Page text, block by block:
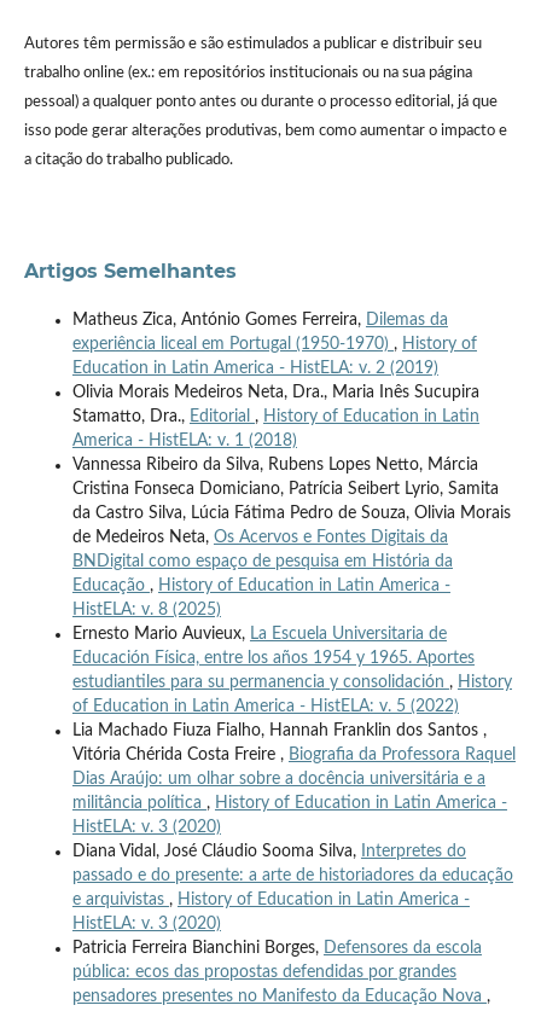
Autores têm permissão e são estimulados a publicar e distribuir seu
trabalho online (ex.: em repositórios institucionais ou na sua página
pessoal) a qualquer ponto antes ou durante o processo editorial, já que
isso pode gerar alterações produtivas, bem como aumentar o impacto e
a citação do trabalho publicado.
Artigos Semelhantes
Matheus Zica, António Gomes Ferreira, Dilemas da
experiência liceal em Portugal (1950-1970) , History of
Education in Latin America - HistELA: v. 2 (2019)
Olivia Morais Medeiros Neta, Dra., Maria Inês Sucupira
Stamatto, Dra., Editorial , History of Education in Latin
America - HistELA: v. 1 (2018)
Vannessa Ribeiro da Silva, Rubens Lopes Netto, Márcia
Cristina Fonseca Domiciano, Patrícia Seibert Lyrio, Samita
da Castro Silva, Lúcia Fátima Pedro de Souza, Olivia Morais
de Medeiros Neta, Os Acervos e Fontes Digitais da
BNDigital como espaço de pesquisa em História da
Educação , History of Education in Latin America -
HistELA: v. 8 (2025)
Ernesto Mario Auvieux, La Escuela Universitaria de
Educación Física, entre los años 1954 y 1965. Aportes
estudiantiles para su permanencia y consolidación , History
of Education in Latin America - HistELA: v. 5 (2022)
Lia Machado Fiuza Fialho, Hannah Franklin dos Santos ,
Vitória Chérida Costa Freire , Biografia da Professora Raquel
Dias Araújo: um olhar sobre a docência universitária e a
militância política , History of Education in Latin America -
HistELA: v. 3 (2020)
Diana Vidal, José Cláudio Sooma Silva,
Interpretes do
passado e do presente: a arte de historiadores da educação
e arquivistas , History of Education in Latin America -
HistELA: v. 3 (2020)
Patricia Ferreira Bianchini Borges, Defensores da escola
pública: ecos das propostas defendidas por grandes
pensadores presentes no Manifesto da Educação Nova ,